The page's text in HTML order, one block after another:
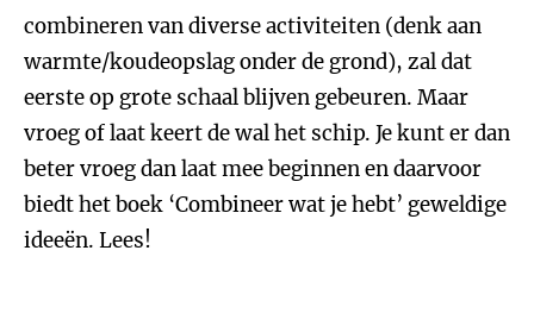
combineren van diverse activiteiten (denk aan
warmte/koudeopslag onder de grond), zal dat
eerste op grote schaal blijven gebeuren. Maar
vroeg of laat keert de wal het schip. Je kunt er dan
beter vroeg dan laat mee beginnen en daarvoor
biedt het boek ‘Combineer wat je hebt’ geweldige
ideeën. Lees!